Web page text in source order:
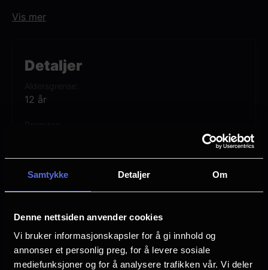
Samtykke Detaljer Om
Denne nettsiden anvender cookies
Vi bruker informasjonskapsler for å gi innhold og
annonser et personlig preg, for å levere sosiale
mediefunksjoner og for å analysere trafikken vår. Vi deler
Detaljer
12 år
1 time 32 min
Petra Volpe
Vurdering: (72 stemmer 86.04%)
KVELDSVAKT aktualiserer en pågående
blikk. Innen 2035 kan Norge mangle 28
fem sykepleiervakter i dag ubemannet
eller dekkes av personell med lavere
kompetanse. Filmen speiler en virkelighet
mange kjenner seg igjen i: en
men rammene svikter.
Vis mer